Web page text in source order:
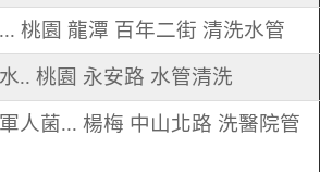
桃園 龍潭 百年二街 清洗水管
.. 桃園 永安路 水管清洗
人菌... 楊梅 中山北路 洗醫院管